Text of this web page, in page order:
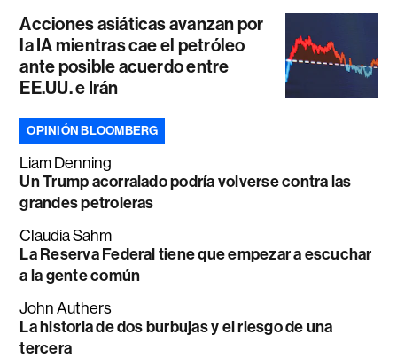
Acciones asiáticas avanzan por
la IA mientras cae el petróleo
ante posible acuerdo entre
EE.UU. e Irán
OPINIÓN BLOOMBERG
Liam Denning
Un Trump acorralado podría volverse contra las
grandes petroleras
Claudia Sahm
La Reserva Federal tiene que empezar a escuchar
a la gente común
John Authers
La historia de dos burbujas y el riesgo de una
tercera